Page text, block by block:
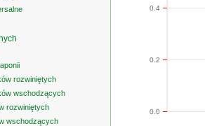
0.0
0.2
0.4
rozwiniętych
wschodzących
rozwiniętych
wschodzących